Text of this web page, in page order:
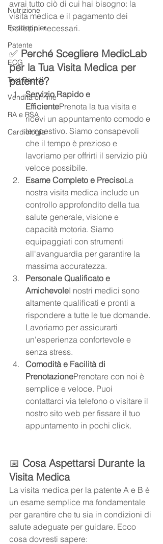
Nutrizione
Ecodoppler
Patente
ECG
Test Rapidi
Vendita on-line
RA e RSA
Cardiologia
avrai tutto ciò di cui hai bisogno: la
visita medica e il pagamento dei
bollettini necessari.
✅ Perché Scegliere MedicLab
per la Tua Visita Medica per
patente?
Servizio Rapido e
EfficientePrenota la tua visita e
ricevi un appuntamento comodo e
tempestivo. Siamo consapevoli
che il tempo è prezioso e
lavoriamo per offrirti il servizio più
veloce possibile.
Esame Completo e PrecisoLa
nostra visita medica include un
controllo approfondito della tua
salute generale, visione e
capacità motoria. Siamo
equipaggiati con strumenti
all'avanguardia per garantire la
massima accuratezza.
Personale Qualificato e
AmichevoleI nostri medici sono
altamente qualificati e pronti a
rispondere a tutte le tue domande.
Lavoriamo per assicurarti
un'esperienza confortevole e
senza stress.
Comodità e Facilità di
PrenotazionePrenotare con noi è
semplice e veloce. Puoi
contattarci via telefono o visitare il
nostro sito web per fissare il tuo
appuntamento in pochi click.
📅 Cosa Aspettarsi Durante la
Visita Medica
La visita medica per la patente A e B è
un esame semplice ma fondamentale
per garantire che tu sia in condizioni di
salute adeguate per guidare. Ecco
cosa dovresti sapere: